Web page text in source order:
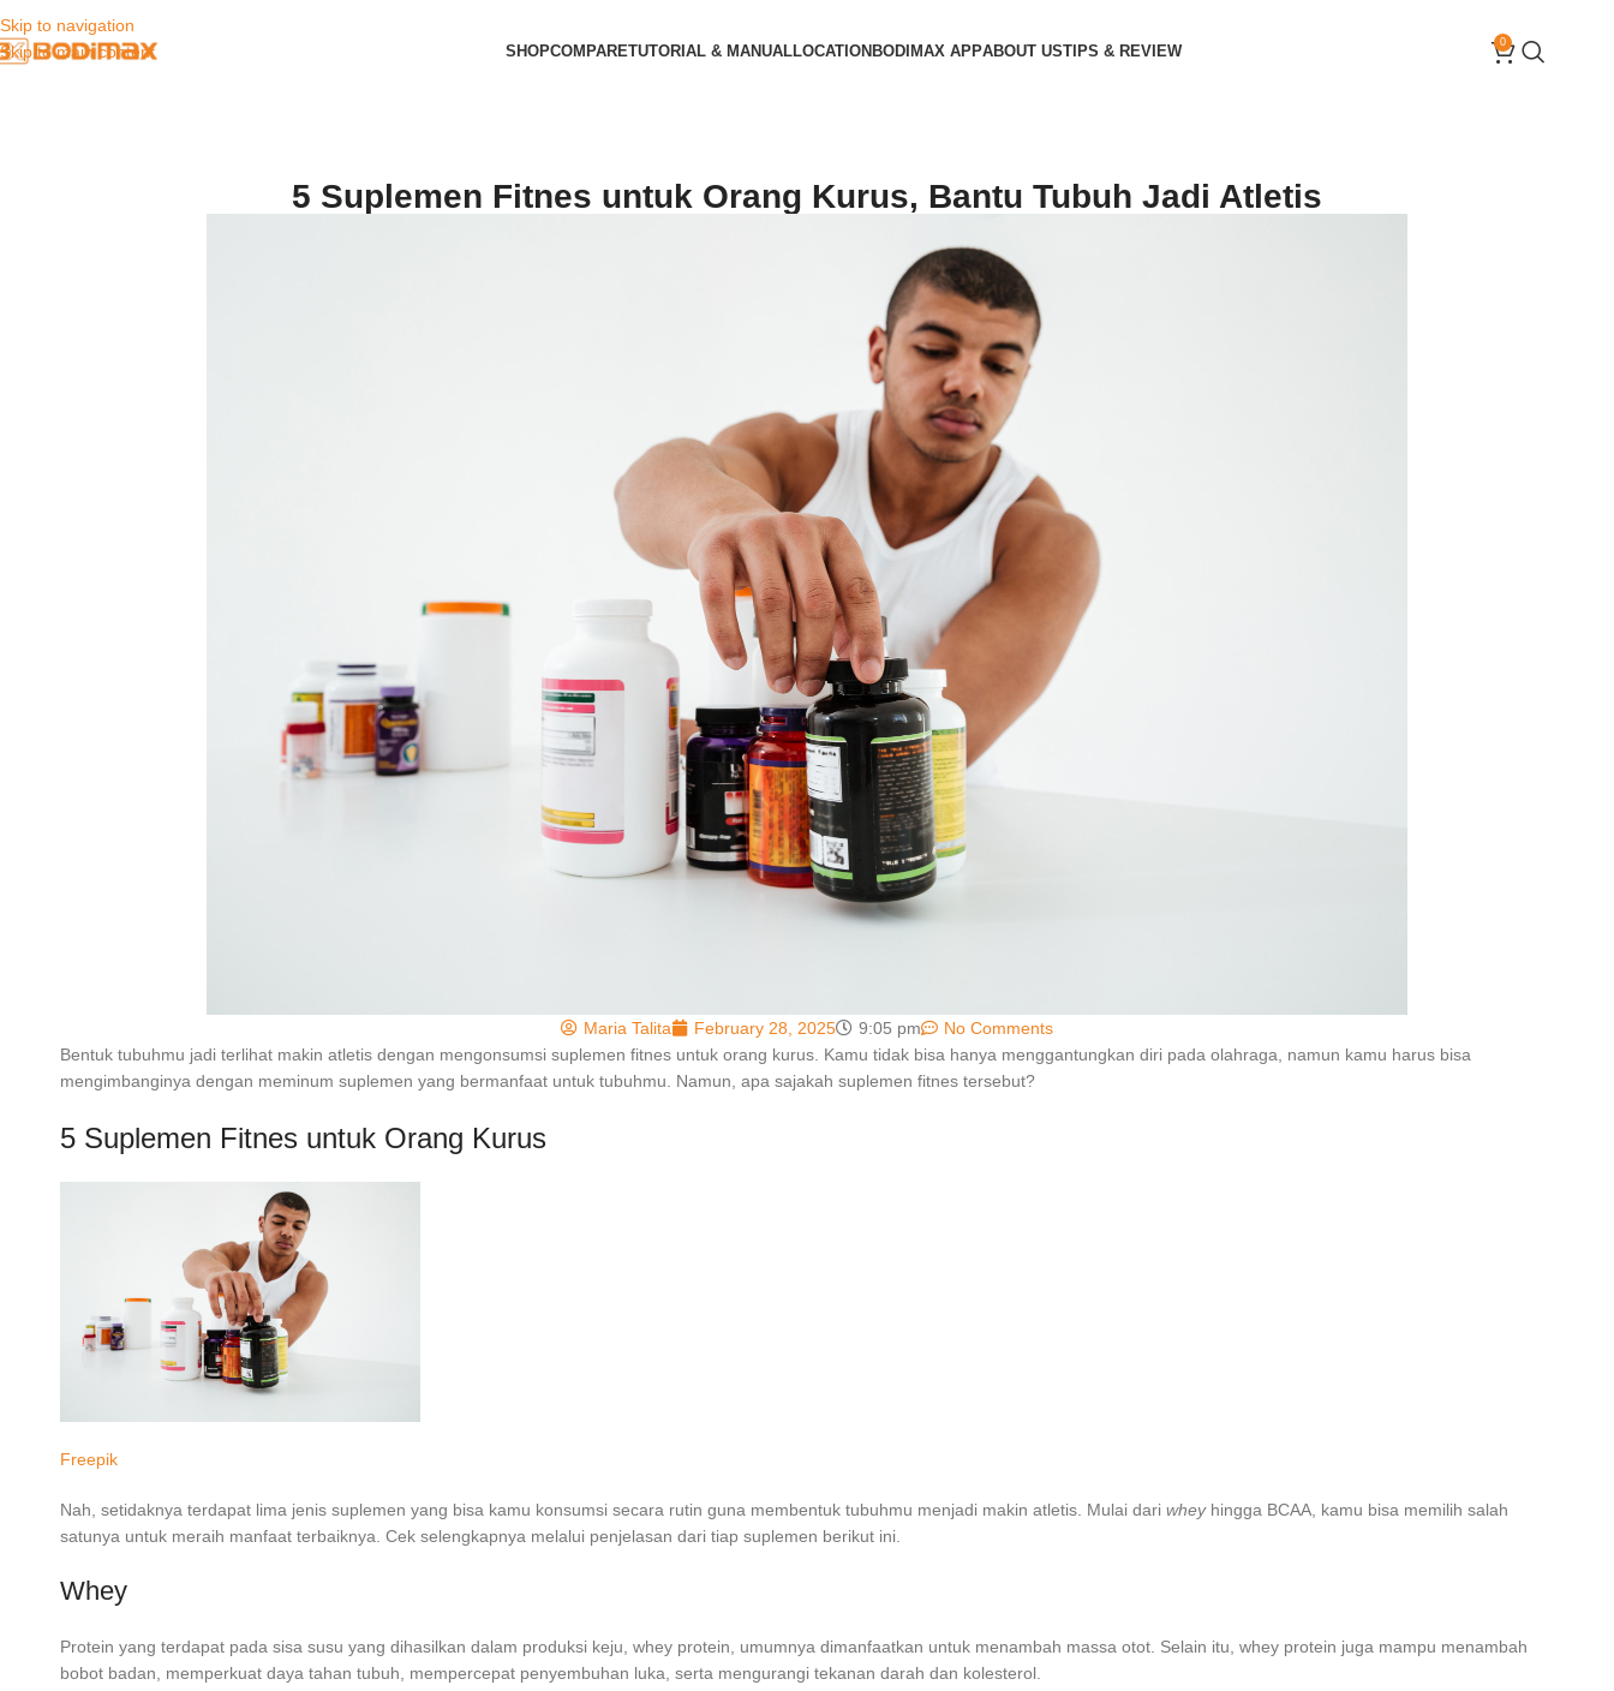
Skip to navigation
Skip to main content
SHOPCOMPARETUTORIAL & MANUALLOCATIONBODIMAX APPABOUT USTIPS & REVIEW 0
5 Suplemen Fitnes untuk Orang Kurus, Bantu Tubuh Jadi Atletis
Maria Talita February 28, 2025 9:05 pm
No Comments
Bentuk tubuhmu jadi terlihat makin atletis dengan mengonsumsi suplemen fitnes untuk orang kurus. Kamu tidak bisa hanya menggantungkan diri pada olahraga, namun kamu harus bisa
mengimbanginya dengan meminum suplemen yang bermanfaat untuk tubuhmu. Namun, apa sajakah suplemen fitnes tersebut?
5 Suplemen Fitnes untuk Orang Kurus
Freepik
Nah, setidaknya terdapat lima jenis suplemen yang bisa kamu konsumsi secara rutin guna membentuk tubuhmu menjadi makin atletis. Mulai dari wheyhingga BCAA, kamu bisa memilih salah
satunya untuk meraih manfaat terbaiknya. Cek selengkapnya melalui penjelasan dari tiap suplemen berikut ini.
Whey
Protein yang terdapat pada sisa susu yang dihasilkan dalam produksi keju, whey protein, umumnya dimanfaatkan untuk menambah massa otot. Selain itu, whey protein juga mampu menambah
bobot badan, memperkuat daya tahan tubuh, mempercepat penyembuhan luka, serta mengurangi tekanan darah dan kolesterol.